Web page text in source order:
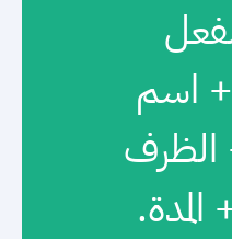
اسم
الظرف
المدة.